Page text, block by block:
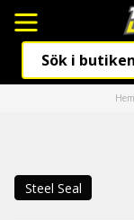
Hem
Steel Seal